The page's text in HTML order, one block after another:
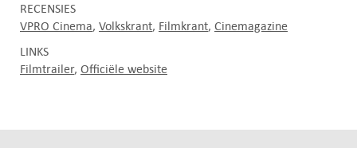
RECENSIES
VPRO Cinema Volkskrant Filmkrant Cinemagazine
LINKS
Filmtrailer Officiële website